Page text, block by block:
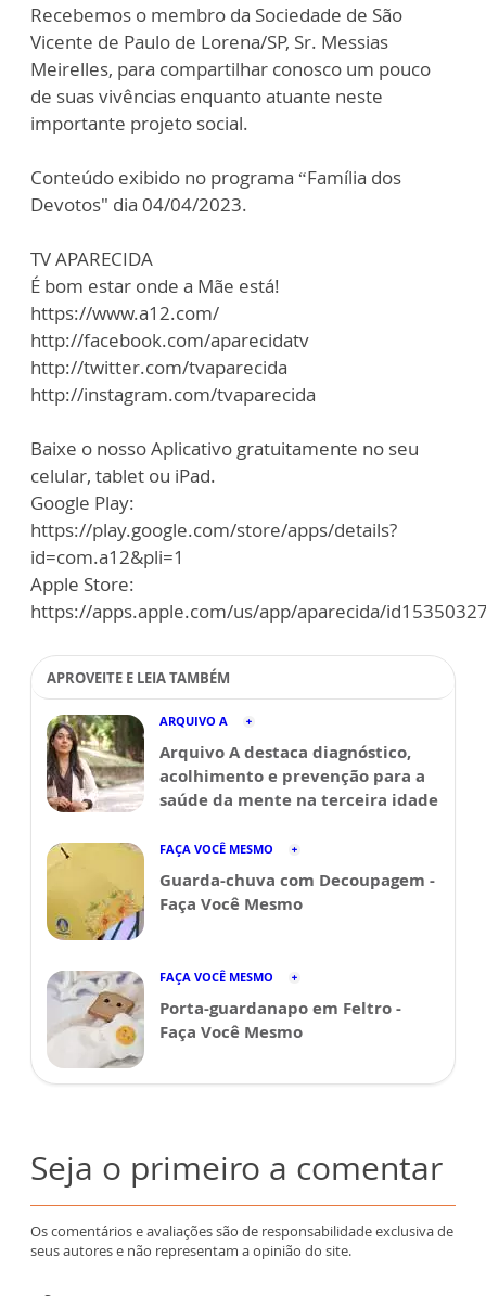
Recebemos o membro da Sociedade de São
Vicente de Paulo de Lorena/SP, Sr. Messias
Meirelles, para compartilhar conosco um pouco
de suas vivências enquanto atuante neste
importante projeto social.
Conteúdo exibido no programa “Família dos
Devotos" dia 04/04/2023.
TV APARECIDA
É bom estar onde a Mãe está!
https://www.a12.com/
http://facebook.com/aparecidatv
http://twitter.com/tvaparecida
http://instagram.com/tvaparecida
Baixe o nosso Aplicativo gratuitamente no seu
celular, tablet ou iPad.
Google Play:
https://play.google.com/store/apps/details?
id=com.a12&pli=1
Apple Store:
https://apps.apple.com/us/app/aparecida/
APROVEITE E LEIA TAMBÉM
ARQUIVO A
Arquivo A destaca diagnóstico,
acolhimento e prevenção para a
saúde da mente na terceira idade
FAÇA VOCÊ MESMO
Guarda-chuva com Decoupagem -
Faça Você Mesmo
FAÇA VOCÊ MESMO
Porta-guardanapo em Feltro -
Faça Você Mesmo
Seja o primeiro a comentar
Os comentários e avaliações são de responsabilidade exclusiva de
seus autores e não representam a opinião do site.